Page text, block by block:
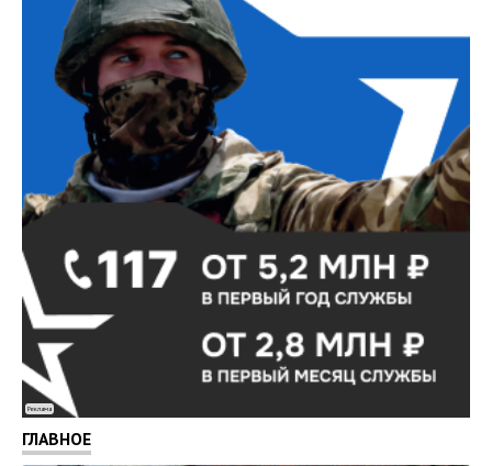
Реклама
ГЛАВНОЕ